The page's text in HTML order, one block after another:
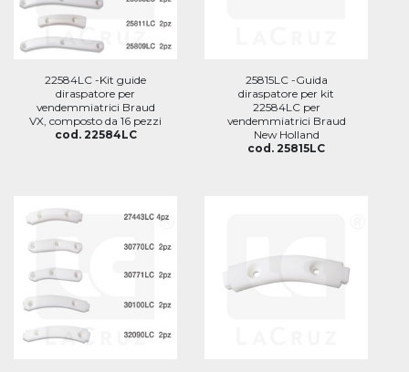
22584LC -Kit guide
diraspatore per
vendemmiatrici Braud
VX, composto da 16 pezzi
cod. 22584LC
25815LC -Guida
diraspatore per kit
22584LC per
vendemmiatrici Braud
New Holland
cod. 25815LC